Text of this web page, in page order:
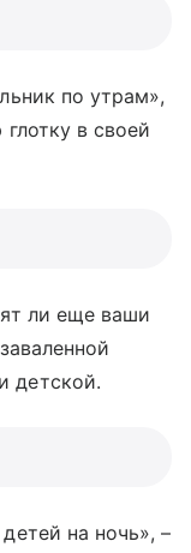
по утрам»,
в своей
ли еще ваши
детской.
на ночь», –